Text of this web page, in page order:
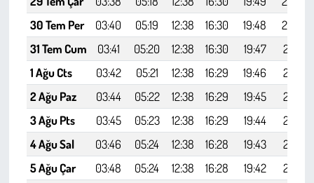
30 Tem Per
03:40 05:19 12:38 16:30 19:48
21:20
31 Tem Cum
03:41 05:20 12:38 16:30 19:47
21:19
1 Ağu Cts
03:42 05:21 12:38 16:29 19:46
21:17
2 Ağu Paz
03:44 05:22 12:38 16:29 19:45
21:16
3 Ağu Pts
03:45 05:23 12:38 16:29 19:44
21:15
4 Ağu Sal
03:46 05:24 12:38 16:28 19:43
21:13
5 Ağu Çar
03:48 05:24 12:38 16:28 19:42
21:12